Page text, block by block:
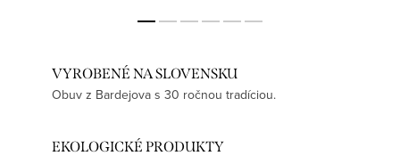
VYROBENÉ NA SLOVENSKU
Obuv z Bardejova s 30 ročnou tradíciou.
EKOLOGICKÉ PRODUKTY